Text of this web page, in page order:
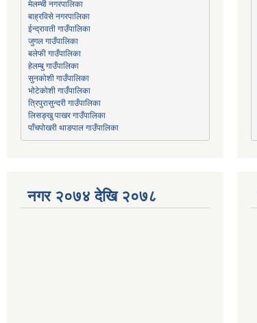
मेलम्ची नगरपालिका
बाह्रविसे नगरपालिका
ईन्द्रावती गाउँपालिका
जुगल गाउँपालिका
बलेफी गाउँपालिका
हेलम्बु गाउँपालिका
सुनकोशी गाउँपालिका
भोटेकोशी गाउँपालिका
त्रिपुरासुन्दरी गाउँपालिका
लिसङ्खु पाखर गाउँपालिका
पाँचपोखरी थाङपाल गाउँपालिका
नगर २०७४ देखि २०७८